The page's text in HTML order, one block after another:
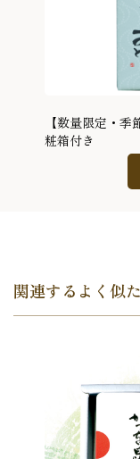
【数量限定・
粧箱付き
関連するよく似